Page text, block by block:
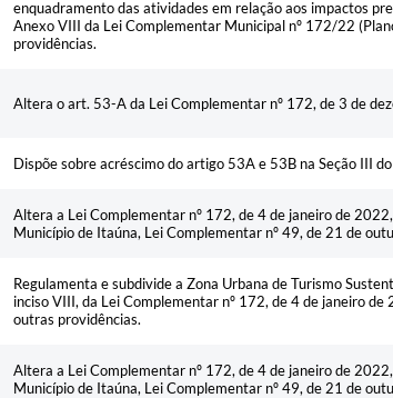
enquadramento das atividades em relação aos impactos
Anexo VIII da Lei Complementar Municipal nº 172/22
providências.
Altera o art. 53-A da Lei Complementar nº 172, de 3 de
Dispõe sobre acréscimo do artigo 53A e 53B na Seção III
Altera a Lei Complementar nº 172, de 4 de janeiro de
Município de Itaúna, Lei Complementar nº 49, de 21 de
Regulamenta e subdivide a Zona Urbana de Turismo
inciso VIII, da Lei Complementar nº 172, de 4 de janeiro
outras providências.
Altera a Lei Complementar nº 172, de 4 de janeiro de
Município de Itaúna, Lei Complementar nº 49, de 21 de